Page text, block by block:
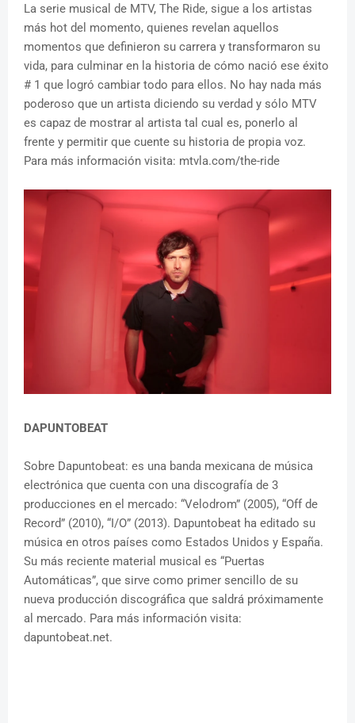
La serie musical de MTV, The Ride, sigue a los artistas
más hot del momento, quienes revelan aquellos
momentos que definieron su carrera y transformaron su
vida, para culminar en la historia de cómo nació ese éxito
# 1 que logró cambiar todo para ellos. No hay nada más
poderoso que un artista diciendo su verdad y sólo MTV
es capaz de mostrar al artista tal cual es, ponerlo al
frente y permitir que cuente su historia de propia voz.
Para más información visita: mtvla.com/the-ride
DAPUNTOBEAT
Sobre Dapuntobeat: es una banda mexicana de música
electrónica que cuenta con una discografía de 3
producciones en el mercado: “Velodrom” (2005), “Off de
Record” (2010), “I/O” (2013). Dapuntobeat ha editado su
música en otros países como Estados Unidos y España.
Su más reciente material musical es “Puertas
Automáticas”, que sirve como primer sencillo de su
nueva producción discográfica que saldrá próximamente
al mercado. Para más información visita:
dapuntobeat.net.